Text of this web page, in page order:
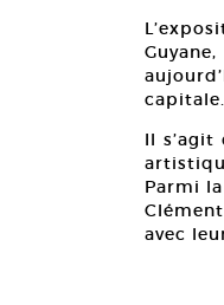
Il
Parmi
avec